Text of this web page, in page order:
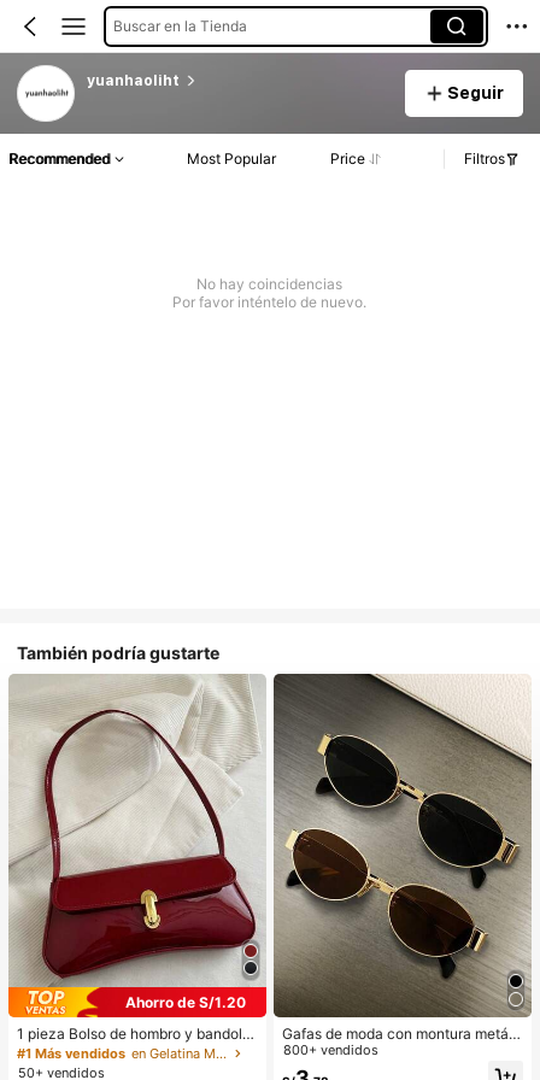
Buscar en la Tienda
yuanhaoliht
Seguir
Recommended Most Popular Price Filtros
No hay coincidencias
Por favor inténtelo de nuevo.
También podría gustarte
Ahorro de S/1.20
1 pieza Bolso de hombro y bandoler
a de cuero sintético aceitado retro
para mujer, adecuado para citas, sa
#1 Más vendidos
en Gelatina Monedero
50+ vendidos
Gafas de moda con montura metáli
ca ovalada/poligonal (media montu
ra), adecuadas para uso diario y act
800+ vendidos